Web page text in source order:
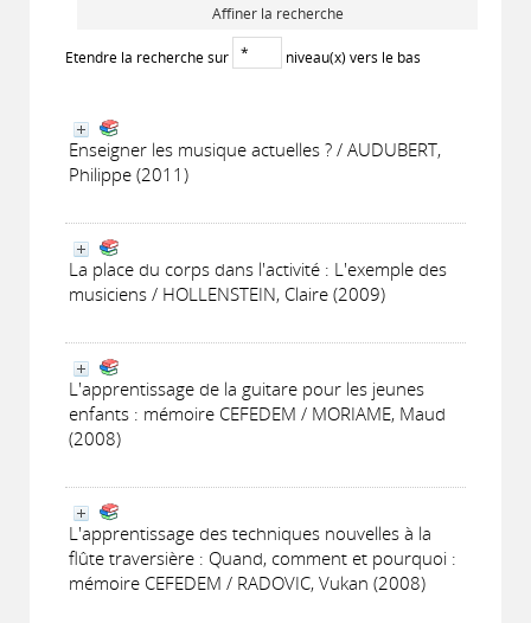
Affiner la recherche
Etendre la recherche sur niveau(x) vers le bas
Enseigner les musique actuelles ? / AUDUBERT,
Philippe (2011)
La place du corps dans l'activité : L'exemple des
musiciens / HOLLENSTEIN, Claire (2009)
L'apprentissage de la guitare pour les jeunes
enfants : mémoire CEFEDEM / MORIAME, Maud
(2008)
L'apprentissage des techniques nouvelles à la
flûte traversière : Quand, comment et pourquoi :
mémoire CEFEDEM / RADOVIC, Vukan (2008)